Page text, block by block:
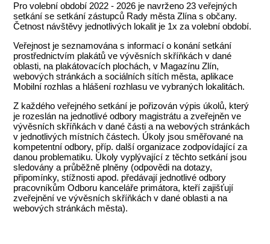
Pro volební období 2022 - 2026 je navrženo 23 veřejných
setkání se setkání zástupců Rady města Zlína s občany.
Četnost návštěvy jednotlivých lokalit je 1x za volební období.
Veřejnost je seznamována s informací o konání setkání
prostřednictvím plakátů ve vývěsních skříňkách v dané
oblasti, na plakátovacích plochách, v Magazínu Zlín,
webových stránkách a sociálních sítích města, aplikace
Mobilní rozhlas a hlášení rozhlasu ve vybraných lokalitách.
Z každého veřejného setkání je pořizován výpis úkolů, který
je rozeslán na jednotlivé odbory magistrátu a zveřejněn ve
vývěsních skříňkách v dané části a na webových stránkách
v jednotlivých místních částech. Úkoly jsou směřované na
kompetentní odbory, příp. další organizace zodpovídající za
danou problematiku. Úkoly vyplývající z těchto setkání jsou
sledovány a průběžně plněny (odpovědi na dotazy,
připomínky, stížnosti apod. předávají jednotlivé odbory
pracovníkům Odboru kanceláře primátora, kteří zajišťují
zveřejnění ve vývěsních skříňkách v dané oblasti a na
webových stránkách města).